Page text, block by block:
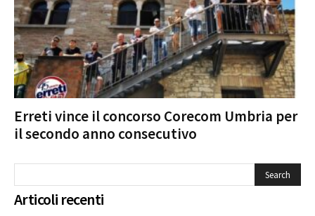
Erreti vince il concorso Corecom Umbria per
il secondo anno consecutivo
Articoli recenti